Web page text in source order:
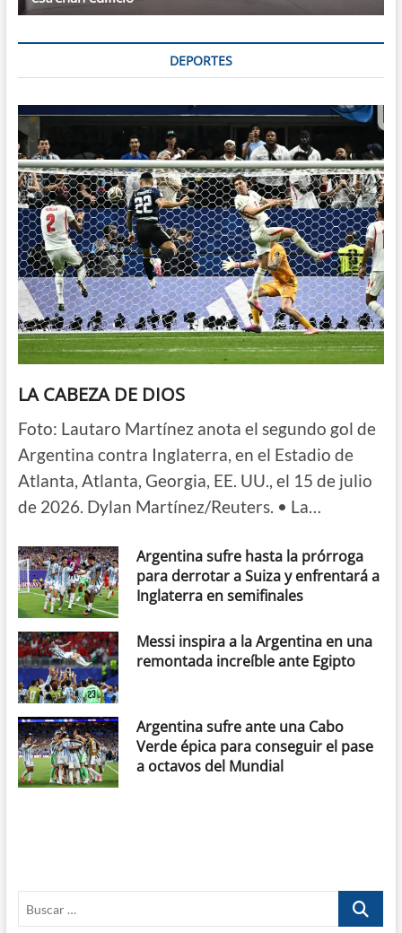
DEPORTES
LA CABEZA DE DIOS
Foto: Lautaro Martínez anota el segundo gol de
Argentina contra Inglaterra, en el Estadio de
Atlanta, Atlanta, Georgia, EE. UU., el 15 de julio
de 2026. Dylan Martínez/Reuters. • La…
Argentina sufre hasta la prórroga
para derrotar a Suiza y enfrentará a
Inglaterra en semifinales
Messi inspira a la Argentina en una
remontada increíble ante Egipto
Argentina sufre ante una Cabo
Verde épica para conseguir el pase
a octavos del Mundial
Buscar